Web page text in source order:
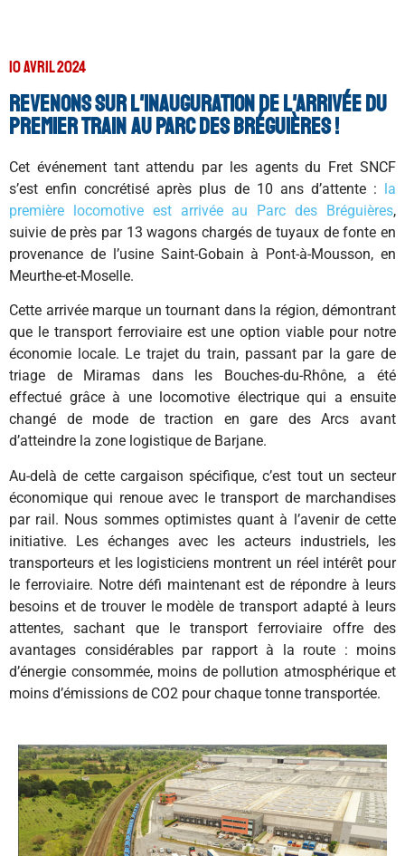
10 avril 2024
Revenons sur l'inauguration de l'arrivée du
premier train au Parc des Bréguières !
Cet événement tant attendu par les agents du Fret SNCF
s’est enfin concrétisé après plus de 10 ans d’attente : la
première locomotive est arrivée au Parc des Bréguières,
suivie de près par 13 wagons chargés de tuyaux de fonte en
provenance de l’usine Saint-Gobain à Pont-à-Mousson, en
Meurthe-et-Moselle.
Cette arrivée marque un tournant dans la région, démontrant
que le transport ferroviaire est une option viable pour notre
économie locale. Le trajet du train, passant par la gare de
triage de Miramas dans les Bouches-du-Rhône, a été
effectué grâce à une locomotive électrique qui a ensuite
changé de mode de traction en gare des Arcs avant
d’atteindre la zone logistique de Barjane.
Au-delà de cette cargaison spécifique, c’est tout un secteur
économique qui renoue avec le transport de marchandises
par rail. Nous sommes optimistes quant à l’avenir de cette
initiative. Les échanges avec les acteurs industriels, les
transporteurs et les logisticiens montrent un réel intérêt pour
le ferroviaire. Notre défi maintenant est de répondre à leurs
besoins et de trouver le modèle de transport adapté à leurs
attentes, sachant que le transport ferroviaire offre des
avantages considérables par rapport à la route : moins
d’énergie consommée, moins de pollution atmosphérique et
moins d’émissions de CO2 pour chaque tonne transportée.